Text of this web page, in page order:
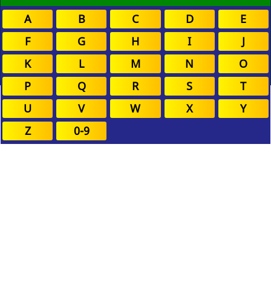
A B C D
E
F
G H I
J
K
L M N
O
P
Q R S
T
U
V W X
Y
Z
0-9